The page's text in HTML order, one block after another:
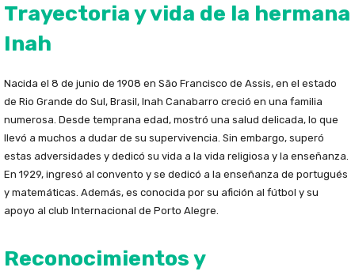
Trayectoria y vida de la hermana
Inah
Nacida el 8 de junio de 1908 en São Francisco de Assis, en el estado
de Rio Grande do Sul, Brasil, Inah Canabarro creció en una familia
numerosa. Desde temprana edad, mostró una salud delicada, lo que
llevó a muchos a dudar de su supervivencia. Sin embargo, superó
estas adversidades y dedicó su vida a la vida religiosa y la enseñanza.
En 1929, ingresó al convento y se dedicó a la enseñanza de portugués
y matemáticas. Además, es conocida por su afición al fútbol y su
apoyo al club Internacional de Porto Alegre.
Reconocimientos y